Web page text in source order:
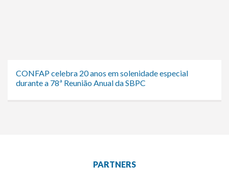
CONFAP celebra 20 anos em solenidade especial
durante a 78ª Reunião Anual da SBPC
PARTNERS